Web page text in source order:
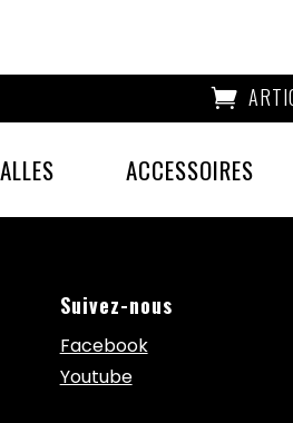
ACCESSOIRES
Suivez-nous
Facebook
Youtube